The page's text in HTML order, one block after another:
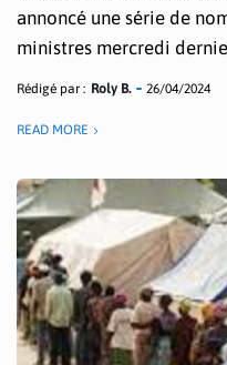
annoncé une série de
ministres mercredi
Rédigé par : Roly B. 26/04/2024
READ MORE